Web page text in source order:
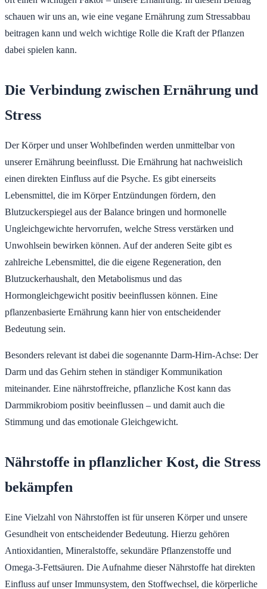
schauen wir uns an, wie eine vegane Ernährung zum Stressabbau
beitragen kann und welch wichtige Rolle die Kraft der Pflanzen
dabei spielen kann.
Die Verbindung zwischen Ernährung und
Stress
Der Körper und unser Wohlbefinden werden unmittelbar von
unserer Ernährung beeinflusst. Die Ernährung hat nachweislich
einen direkten Einfluss auf die Psyche. Es gibt einerseits
Lebensmittel, die im Körper Entzündungen fördern, den
Blutzuckerspiegel aus der Balance bringen und hormonelle
Ungleichgewichte hervorrufen, welche Stress verstärken und
Unwohlsein bewirken können. Auf der anderen Seite gibt es
zahlreiche Lebensmittel, die die eigene Regeneration, den
Blutzuckerhaushalt, den Metabolismus und das
Hormongleichgewicht positiv beeinflussen können. Eine
pflanzenbasierte Ernährung kann hier von entscheidender
Bedeutung sein.
Besonders relevant ist dabei die sogenannte Darm-Hirn-Achse: Der
Darm und das Gehirn stehen in ständiger Kommunikation
miteinander. Eine nährstoffreiche, pflanzliche Kost kann das
Darmmikrobiom positiv beeinflussen – und damit auch die
Stimmung und das emotionale Gleichgewicht.
Nährstoffe in pflanzlicher Kost, die Stress
bekämpfen
Eine Vielzahl von Nährstoffen ist für unseren Körper und unsere
Gesundheit von entscheidender Bedeutung. Hierzu gehören
Antioxidantien, Mineralstoffe, sekundäre Pflanzenstoffe und
Omega-3-Fettsäuren. Die Aufnahme dieser Nährstoffe hat direkten
Einfluss auf unser Immunsystem, den Stoffwechsel, die körperliche